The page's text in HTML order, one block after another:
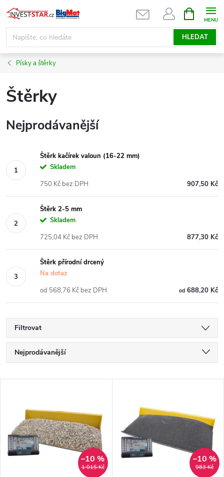
Přejít
na
obsah
HLEDAT
NÁKUPNÍ
KOŠÍK
Písky a štěrky
Štěrky
Nejprodávanější
Štěrk kačírek valoun (16-22 mm)
Skladem
907,50 Kč
750 Kč bez DPH
Štěrk 2-5 mm
Skladem
877,30 Kč
725,04 Kč bez DPH
Štěrk přírodní drcený
Na dotaz
od688,20 Kč
od 568,76 Kč bez DPH
Filtrovat
Ř
a
e
n
Nejprodávanější
Abecedně
p
1 015 Kč
–10 %
983 Kč
–10 %